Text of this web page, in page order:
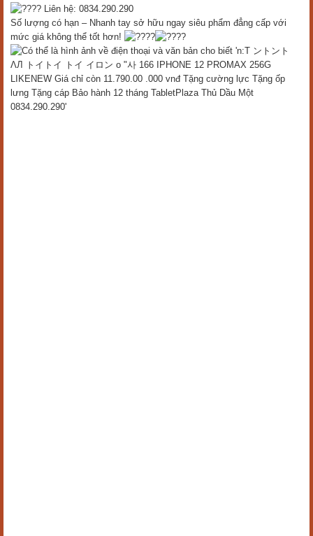
Liên hệ: 0834.290.290
Số lượng có hạn – Nhanh tay sở hữu ngay siêu phẩm đẳng cấp với
mức giá không thể tốt hơn!